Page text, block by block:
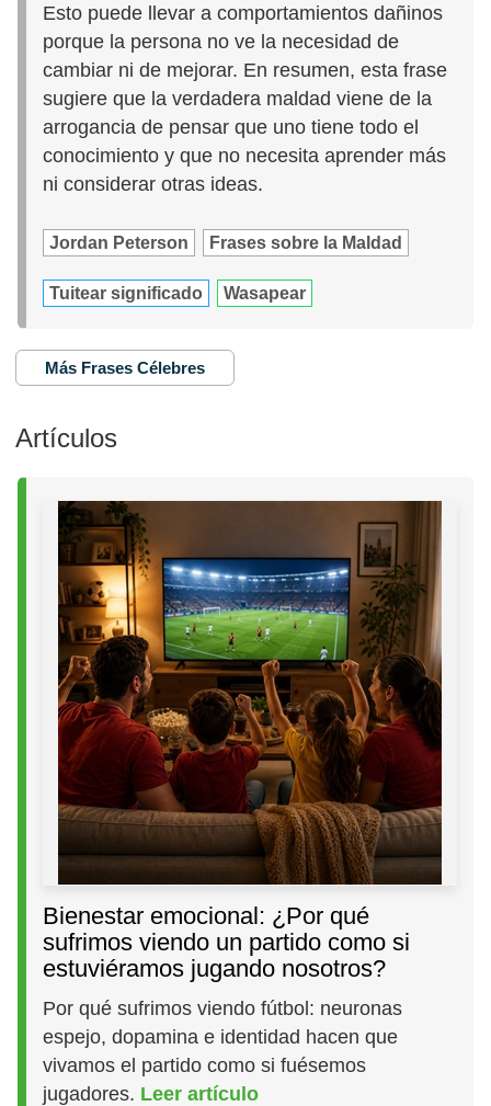
Esto puede llevar a comportamientos dañinos
porque la persona no ve la necesidad de
cambiar ni de mejorar. En resumen, esta frase
sugiere que la verdadera maldad viene de la
arrogancia de pensar que uno tiene todo el
conocimiento y que no necesita aprender más
ni considerar otras ideas.
Jordan Peterson Frases sobre la Maldad
Tuitear significado Wasapear
Más Frases Célebres
Artículos
Bienestar emocional: ¿Por qué
sufrimos viendo un partido como si
estuviéramos jugando nosotros?
Por qué sufrimos viendo fútbol: neuronas
espejo, dopamina e identidad hacen que
vivamos el partido como si fuésemos
jugadores. Leer artículo